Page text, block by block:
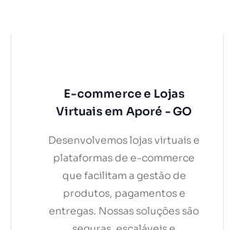
E-commerce e Lojas
Virtuais em Aporé - GO
Desenvolvemos lojas virtuais e
plataformas de e-commerce
que facilitam a gestão de
produtos, pagamentos e
entregas. Nossas soluções são